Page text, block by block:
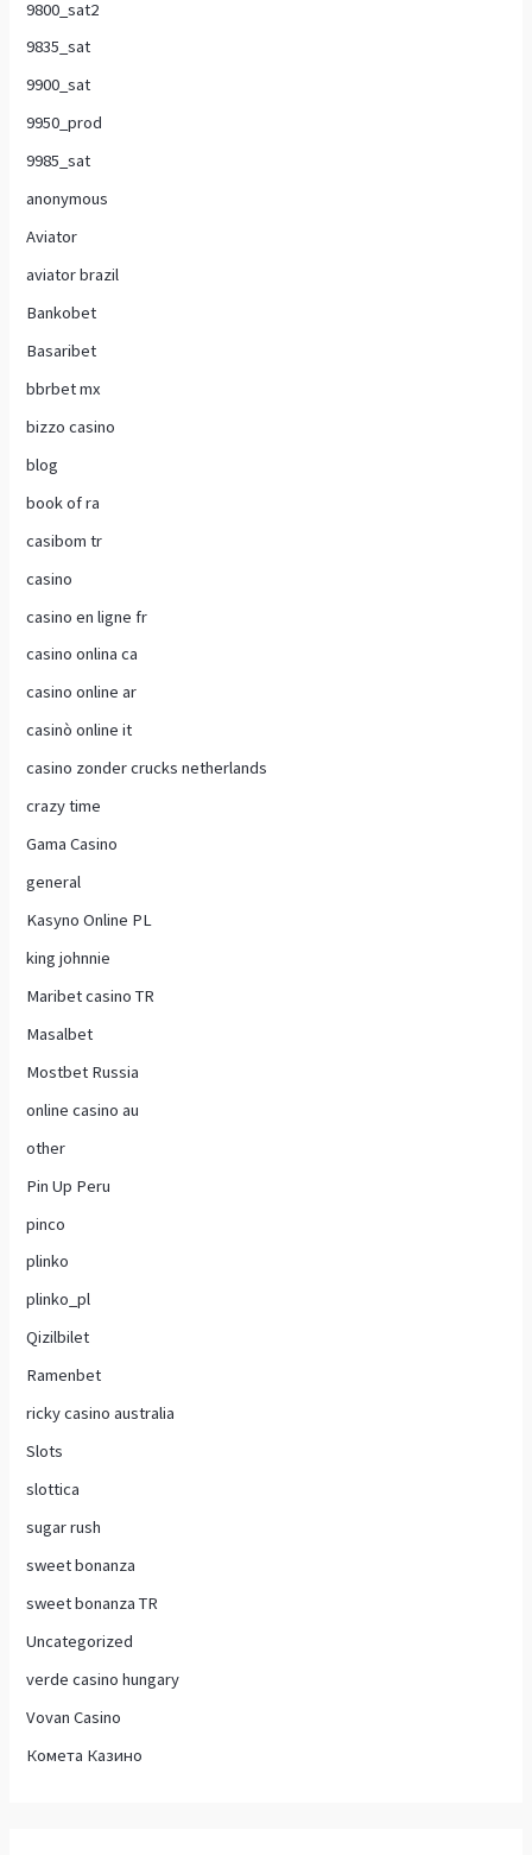
9800_sat2
9835_sat
9900_sat
9950_prod
9985_sat
anonymous
Aviator
aviator brazil
Bankobet
Basaribet
bbrbet mx
bizzo casino
blog
book of ra
casibom tr
casino
casino en ligne fr
casino onlina ca
casino online ar
casinò online it
casino zonder crucks netherlands
crazy time
Gama Casino
general
Kasyno Online PL
king johnnie
Maribet casino TR
Masalbet
Mostbet Russia
online casino au
other
Pin Up Peru
pinco
plinko
plinko_pl
Qizilbilet
Ramenbet
ricky casino australia
Slots
slottica
sugar rush
sweet bonanza
sweet bonanza TR
Uncategorized
verde casino hungary
Vovan Casino
Комета Казино